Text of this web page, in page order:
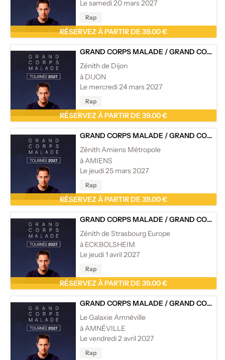
Le samedi 20 mars 2027
Rap
RÉSERVEZ À PARTIR DE 39.00 €
GRAND CORPS MALADE /GRAND CORPS MALADE - TOURNÉE
Zénith de Dijon
à DIJON
Le mercredi 24 mars 2027
Rap
RÉSERVEZ À PARTIR DE 39.00 €
GRAND CORPS MALADE /GRAND CORPS MALADE - TOURNÉE
Zénith Amiens Métropole
à AMIENS
Le jeudi 25 mars 2027
Rap
RÉSERVEZ À PARTIR DE 39.00 €
GRAND CORPS MALADE /GRAND CORPS MALADE - TOURNÉE
Zénith de Strasbourg Europe
à ECKBOLSHEIM
Le jeudi 1 avril 2027
Rap
RÉSERVEZ À PARTIR DE 39.00 €
GRAND CORPS MALADE /GRAND CORPS MALADE - TOURNÉE
Le Galaxie Amnéville
à AMNÉVILLE
Le vendredi 2 avril 2027
Rap